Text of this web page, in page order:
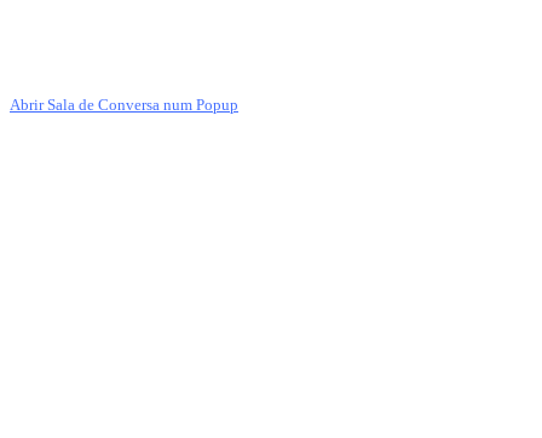
Abrir Sala de Conversa num Popup